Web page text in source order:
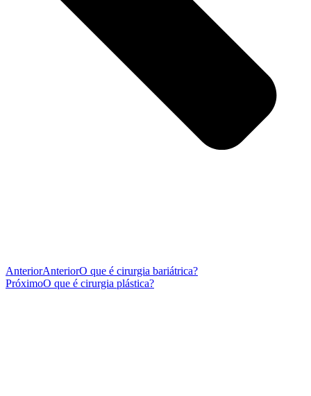
AnteriorAnteriorO que é cirurgia bariátrica?
PróximoO que é cirurgia plástica?